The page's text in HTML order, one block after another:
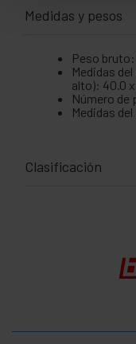
Medidas y pesos
Peso
Medidas
alto): 40.0 x
Número de
Medidas
Clasificación